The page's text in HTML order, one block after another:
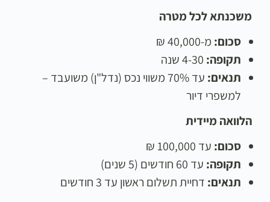
משכנתא לכל מטרה
סכום: מ-40,000 ₪
תקופה:
תנאים:
עד 70% משווי נכס (נדל"ן) משועבד –
למשפרי דיור
הלוואה מיידית
סכום: עד 100,000 ₪
תקופה: עד 60 חודשים (5 שנים)
תנאים: דחיית תשלום ראשון עד 3 חודשים